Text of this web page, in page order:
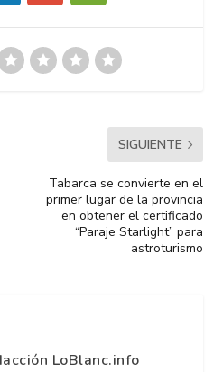
SIGUIENTE
Tabarca se convierte en el
primer lugar de la provincia
en obtener el certificado
“Paraje Starlight” para
astroturismo
LoBlanc.info